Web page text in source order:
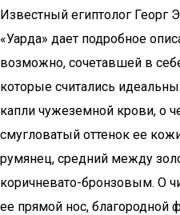
Известный египтолог Георг
«Уарда» дает подробное
возможно, сочетавшей в
которые считались
капли чужеземной крови, о
смугловатый оттенок ее
румянец, средний между
коричневато-бронзовым. О
ее прямой нос, благородной